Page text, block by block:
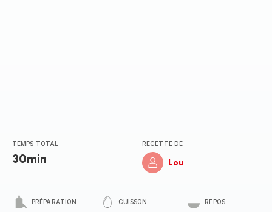
TEMPS TOTAL
30min
RECETTE DE
Lou
PRÉPARATION CUISSON REPOS